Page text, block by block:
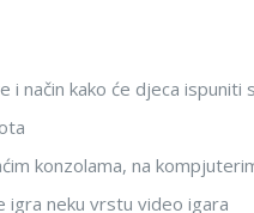
i način kako će djeca
konzolama, na
neku vrstu video igara